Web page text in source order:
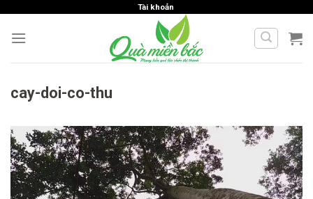
content
Tài khoản
cay-doi-co-thu